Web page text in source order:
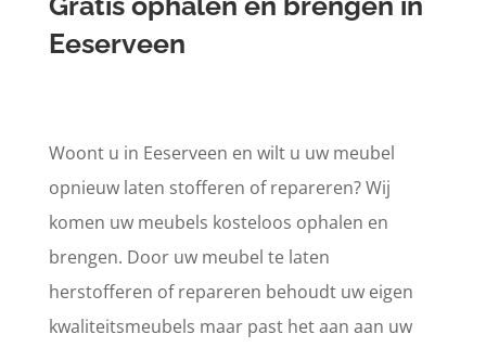
Eeserveen
Woont u in Eeserveen en wilt u uw meubel
opnieuw laten stofferen of repareren? Wij
komen uw meubels kosteloos ophalen en
brengen. Door uw meubel te laten
herstofferen of repareren behoudt uw eigen
kwaliteitsmeubels maar past het aan aan uw